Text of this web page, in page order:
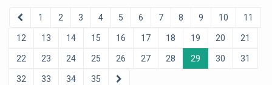
1 2 3 4 5 6 7 8 9 10 11
12 13 14 15 16 17 18 19 20 21
22 23 24 25 26 27 28 29 30 31
32 33 34 35